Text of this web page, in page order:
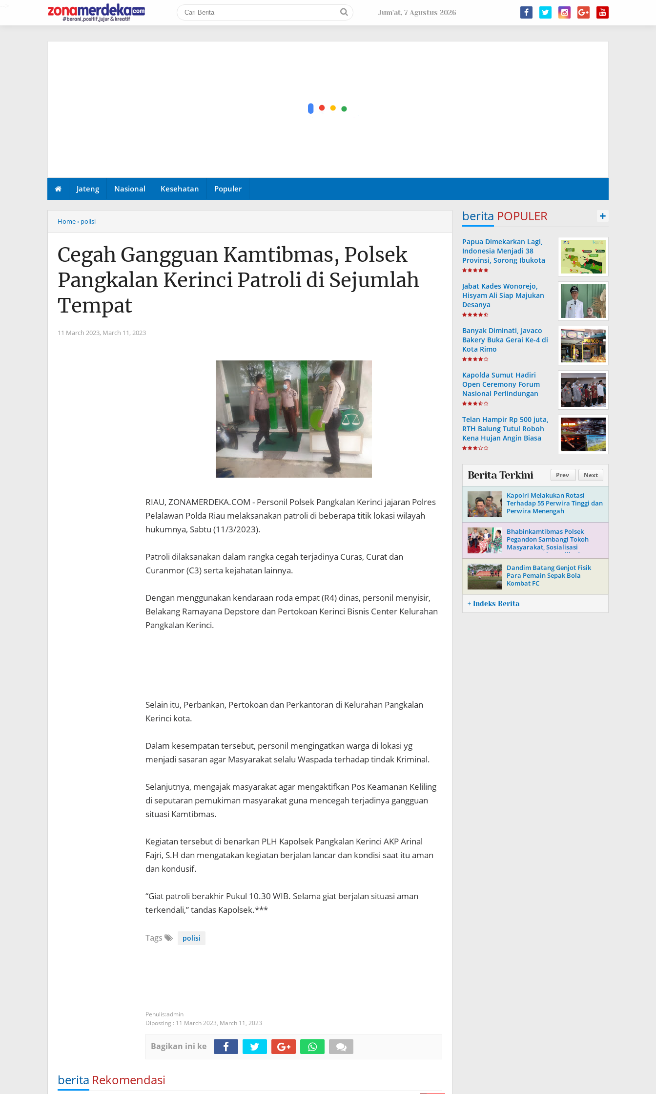
Jum'at, 7 Agustus 2026
Jateng Nasional Kesehatan Populer
Home› polisi
Cegah Gangguan Kamtibmas, Polsek
Pangkalan Kerinci Patroli di Sejumlah
Tempat
11 March 2023, March 11, 2023
RIAU, ZONAMERDEKA.COM - Personil Polsek Pangkalan Kerinci jajaran Polres
Pelalawan Polda Riau melaksanakan patroli di beberapa titik lokasi wilayah
hukumnya, Sabtu (11/3/2023).
Patroli dilaksanakan dalam rangka cegah terjadinya Curas, Curat dan
Curanmor (C3) serta kejahatan lainnya.
Dengan menggunakan kendaraan roda empat (R4) dinas, personil menyisir,
Belakang Ramayana Depstore dan Pertokoan Kerinci Bisnis Center Kelurahan
Pangkalan Kerinci.
Selain itu, Perbankan, Pertokoan dan Perkantoran di Kelurahan Pangkalan
Kerinci kota.
Dalam kesempatan tersebut, personil mengingatkan warga di lokasi yg
menjadi sasaran agar Masyarakat selalu Waspada terhadap tindak Kriminal.
Selanjutnya, mengajak masyarakat agar mengaktifkan Pos Keamanan Keliling
di seputaran pemukiman masyarakat guna mencegah terjadinya gangguan
situasi Kamtibmas.
Kegiatan tersebut di benarkan PLH Kapolsek Pangkalan Kerinci AKP Arinal
Fajri, S.H dan mengatakan kegiatan berjalan lancar dan kondisi saat itu aman
dan kondusif.
“Giat patroli berakhir Pukul 10.30 WIB. Selama giat berjalan situasi aman
terkendali,” tandas Kapolsek.***
Tags polisi
admin
Diposting : 11 March 2023, March 11, 2023
Bagikan ini ke
berita Rekomendasi
berita POPULER +
Papua Dimekarkan Lagi,
Indonesia Menjadi 38
Provinsi, Sorong Ibukota
Provinsi ke 38
Jabat Kades Wonorejo,
Hisyam Ali Siap Majukan
Desanya
Banyak Diminati, Javaco
Bakery Buka Gerai Ke-4 di
Kota Rimo
Kapolda Sumut Hadiri
Open Ceremony Forum
Nasional Perlindungan
Anak ke-V Tahun 2022
Telan Hampir Rp 500 juta,
RTH Balung Tutul Roboh
Kena Hujan Angin Biasa
Prev Next
Berita Terkini
Kapolri Melakukan Rotasi
Terhadap 55 Perwira Tinggi dan
Perwira Menengah
Bhabinkamtibmas Polsek
Pegandon Sambangi Tokoh
Masyarakat, Sosialisasi
Keamanan Jelang Pilkada 2024
Dandim Batang Genjot Fisik
Para Pemain Sepak Bola
Kombat FC
+ Indeks Berita